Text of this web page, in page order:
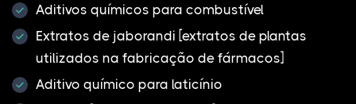
Aditivos químicos para combustível
Extratos de jaborandi [extratos de plantas
utilizados na fabricação de fármacos]
Aditivo químico para laticínio